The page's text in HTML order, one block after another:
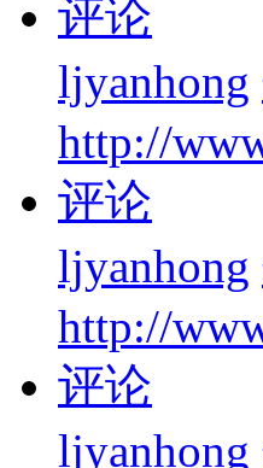
评论
ljyanhong
http://
评论
ljyanhong
http://
评论
ljyanhong